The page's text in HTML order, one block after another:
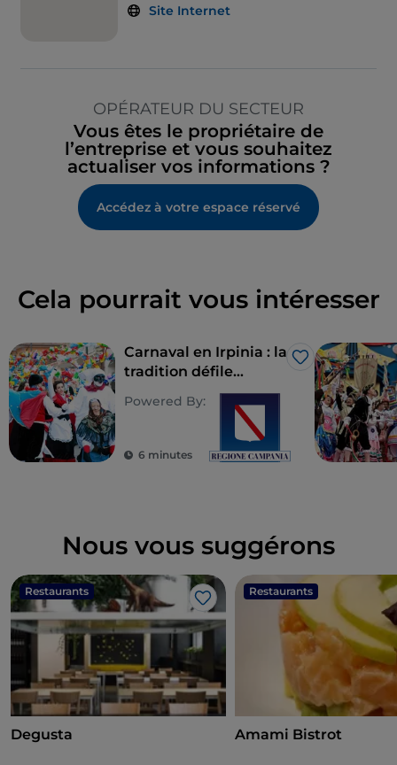
Site Internet
OPÉRATEUR DU SECTEUR
Vous êtes le propriétaire de
l’entreprise et vous souhaitez
actualiser vos informations ?
Accédez à votre espace réservé
Cela pourrait vous intéresser
J’aime
Carnaval en Irpinia : la
tradition défile
Powered By:
6 minutes
Nous vous suggérons
Restaurants
J’aime
Degusta
Restaurants
Amami Bistrot